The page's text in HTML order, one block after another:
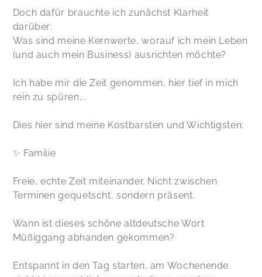
Doch dafür brauchte ich zunächst Klarheit
darüber:
Was sind meine Kernwerte, worauf ich mein Leben
(und auch mein Business) ausrichten möchte?
Ich habe mir die Zeit genommen, hier tief in mich
rein zu spüren...
Dies hier sind meine Kostbarsten und Wichtigsten:
✨ Familie
Freie, echte Zeit miteinander. Nicht zwischen
Terminen gequetscht, sondern präsent.
Wann ist dieses schöne altdeutsche Wort
Müßiggang abhanden gekommen?
Entspannt in den Tag starten, am Wochenende